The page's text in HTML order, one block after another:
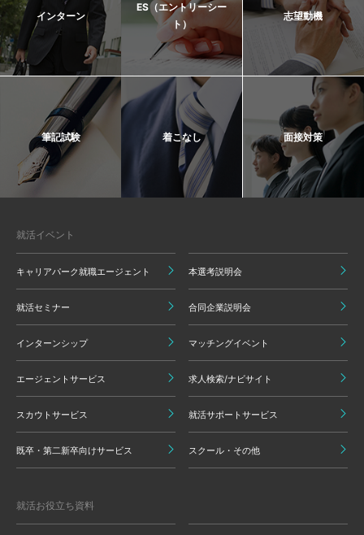
インターン
ES（エントリーシー
ト）
志望動機
筆記試験 着こなし 面接対策
就活イベント
キャリアパーク就職エージェント 本選考説明会
就活セミナー 合同企業説明会
インターンシップ マッチングイベント
エージェントサービス 求人検索/ナビサイト
スカウトサービス 就活サポートサービス
既卒・第二新卒向けサービス スクール・その他
就活お役立ち資料